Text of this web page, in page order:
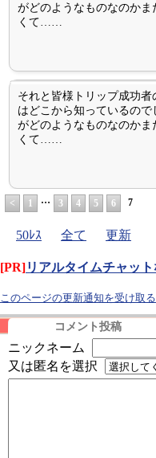
がどのようなものなのか
くて……
それと皆様トリップ成功
はどこから知っているの
がどのようなものなのか
くて……
< 1 … 3 4 5 6 7
50ﾚｽ 全て 更新
[PR]リアルタイムチャッ
このページの更新通知を受け取る
コメント投稿
ニックネーム
又は匿名を選択